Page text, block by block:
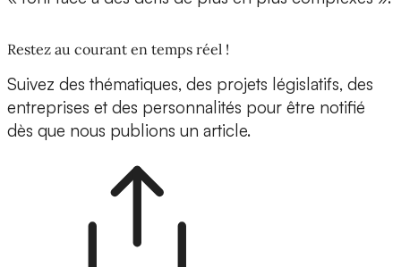
Restez au courant en temps réel !
Suivez des thématiques, des projets législatifs, des
entreprises et des personnalités pour être notifié
dès que nous publions un article.